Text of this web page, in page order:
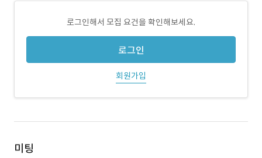
로그인해서 모집 요건을 확인해보세요.
로그인
회원가입
미팅